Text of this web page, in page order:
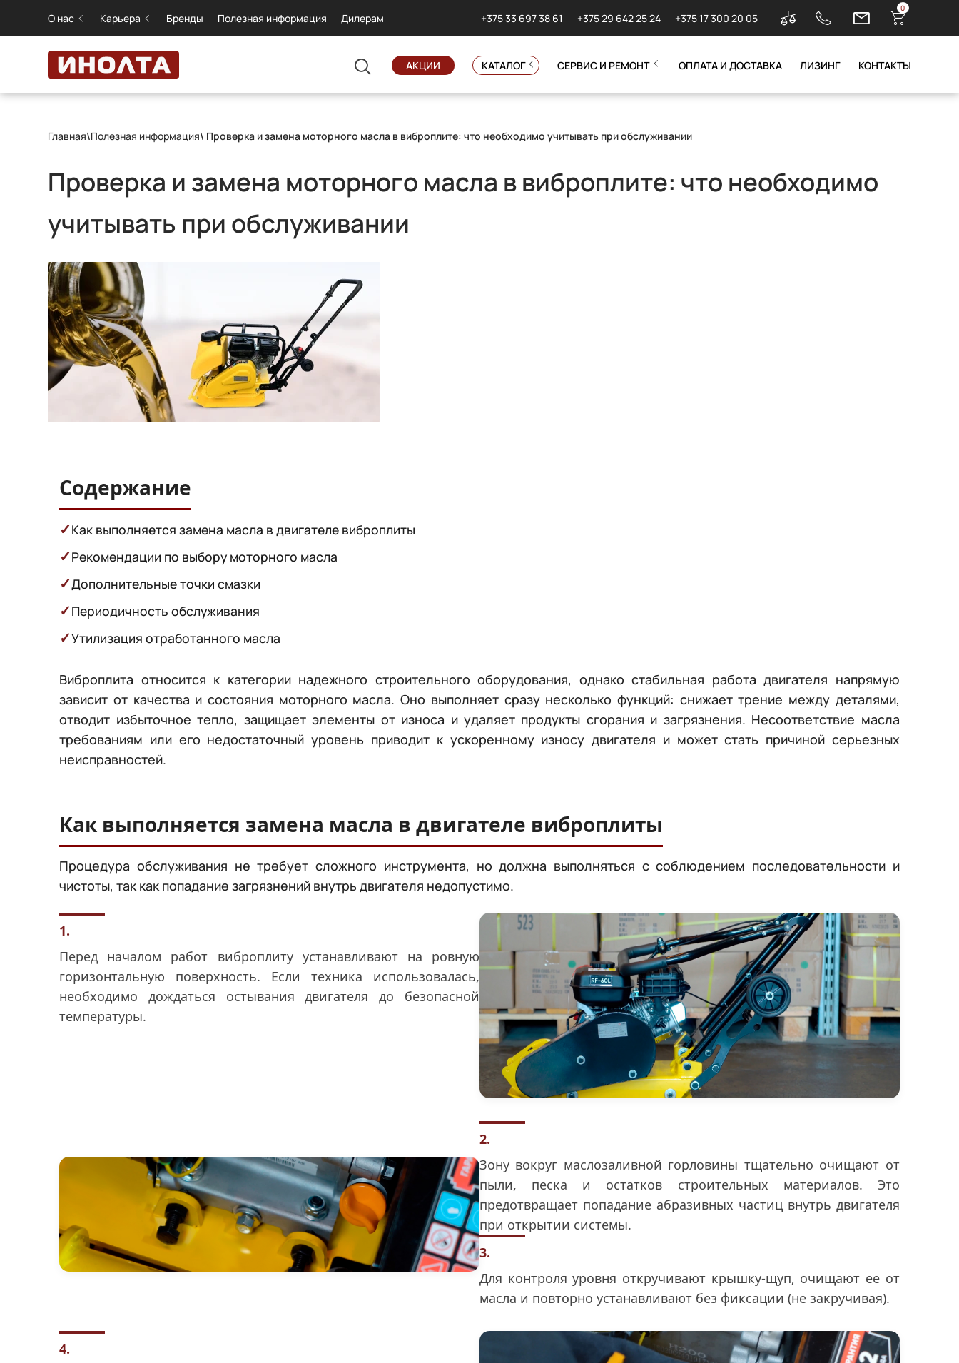
О нас Карьера Бренды Полезная информация Дилерам +375 33 697 38 61 +375 29 642 25 24 +375 17 300 20 05
0
АКЦИИ КАТАЛОГ СЕРВИС И РЕМОНТ ОПЛАТА И ДОСТАВКА ЛИЗИНГ КОНТАКТЫ
Главная\Полезная информация\ Проверка и замена моторного масла в виброплите: что необходимо учитывать при обслуживании
Проверка и замена моторного масла в виброплите: что необходимо
учитывать при обслуживании
Содержание
✓Как выполняется замена масла в двигателе виброплиты
✓Рекомендации по выбору моторного масла
✓Дополнительные точки смазки
✓Периодичность обслуживания
✓Утилизация отработанного масла
Виброплита относится к категории надежного строительного оборудования, однако стабильная работа двигателя напрямую
зависит от качества и состояния моторного масла. Оно выполняет сразу несколько функций: снижает трение между деталями,
отводит избыточное тепло, защищает элементы от износа и удаляет продукты сгорания и загрязнения. Несоответствие масла
требованиям или его недостаточный уровень приводит к ускоренному износу двигателя и может стать причиной серьезных
неисправностей.
Как выполняется замена масла в двигателе виброплиты
Процедура обслуживания не требует сложного инструмента, но должна выполняться с соблюдением последовательности и
чистоты, так как попадание загрязнений внутрь двигателя недопустимо.
1.
Перед началом работ виброплиту устанавливают на ровную
горизонтальную поверхность. Если техника использовалась,
необходимо дождаться остывания двигателя до безопасной
температуры.
2.
Зону вокруг маслозаливной горловины тщательно очищают от
пыли, песка и остатков строительных материалов. Это
предотвращает попадание абразивных частиц внутрь двигателя
при открытии системы.
3.
Для контроля уровня откручивают крышку-щуп, очищают ее от
масла и повторно устанавливают без фиксации (не закручивая).
4.